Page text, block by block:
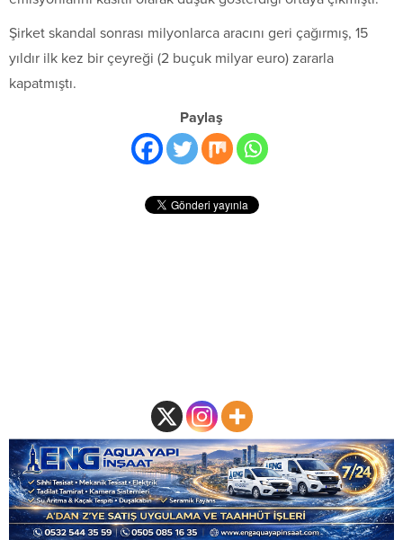
Şirket skandal sonrası milyonlarca aracını geri çağırmış, 15
yıldır ilk kez bir çeyreği (2 buçuk milyar euro) zararla
kapatmıştı.
Paylaş